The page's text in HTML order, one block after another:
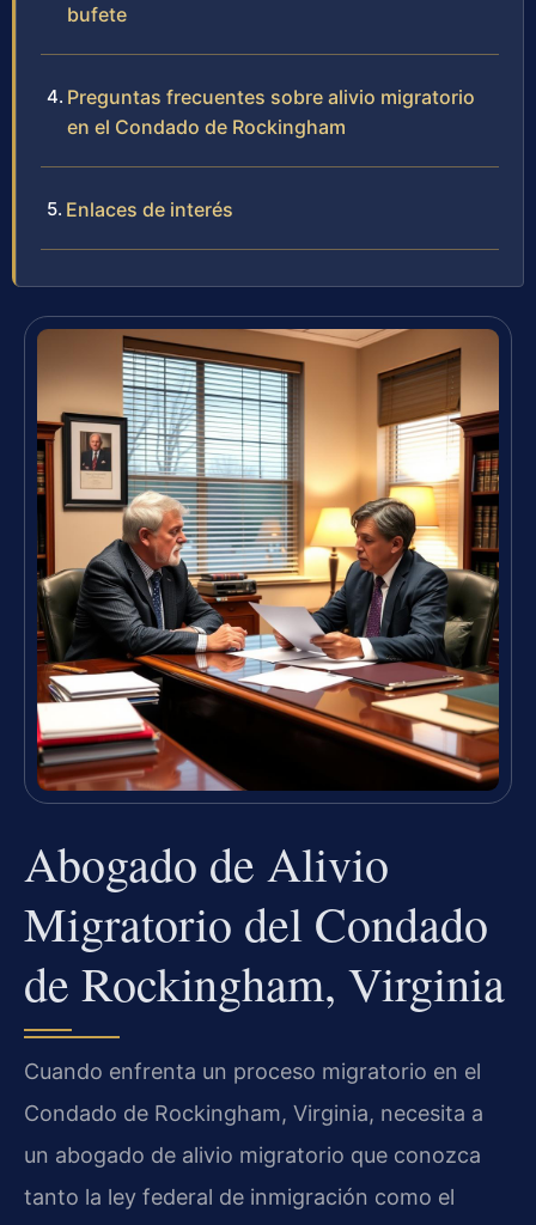
bufete
Preguntas frecuentes sobre alivio migratorio
en el Condado de Rockingham
Enlaces de interés
Abogado de Alivio
Migratorio del Condado
de Rockingham, Virginia
Cuando enfrenta un proceso migratorio en el
Condado de Rockingham, Virginia, necesita a
un abogado de alivio migratorio que conozca
tanto la ley federal de inmigración como el